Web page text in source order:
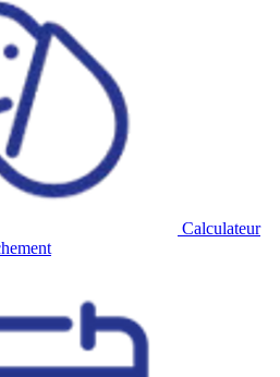
Calculateur